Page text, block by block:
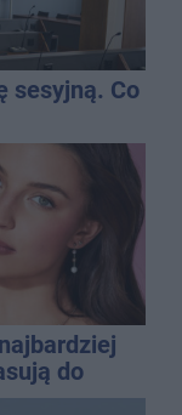
sesyjną. Co
do